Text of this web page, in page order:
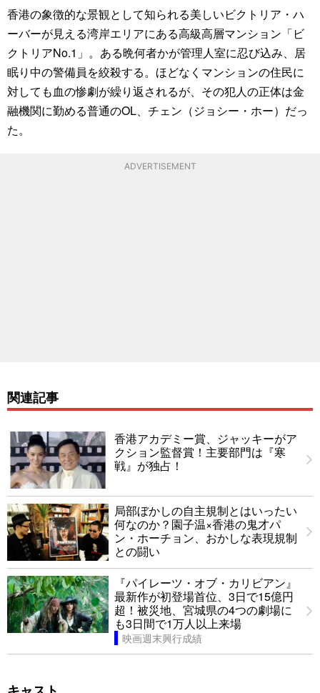
香港の象徴的な景観として知られる美しいビクトリア・ハ
ーバーが見える湾岸エリアにある高級高層マンション「ビ
クトリアNo.1」。ある晩何者かが管理人室に忍び込み、居
眠り中の警備員を絞殺する。ほどなくマンションの住民に
対しても血の惨劇が繰り返されるが、その犯人の正体は金
融機関に勤める普通のOL、チェン（ジョシー・ホー）だっ
た。
ADVERTISEMENT
関連記事
香港アカデミー賞、ジャッキーがア
クション監督賞！主要部門は『寒
戦』が独占！
局部ぼかしの自主規制とはいったい
何なのか？園子温×香港の鬼才パ
ン・ホーチョン、おかしな表現規制
との闘い
『パイレーツ・オブ・カリビアン』
最新作が初登場首位、3日で15億円
超！被災地、宮城県の4つの劇場に
も3日間で1万人以上来場
映画週末興行成績